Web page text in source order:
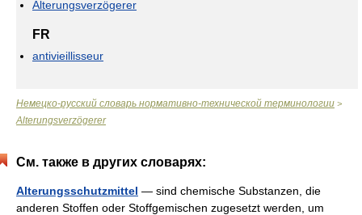
Alterungsverzögerer
FR
antivieillisseur
Немецко-русский словарь нормативно-технической терминологии >
Alterungsverzögerer
См. также в других словарях:
Alterungsschutzmittel — sind chemische Substanzen, die
anderen Stoffen oder Stoffgemischen zugesetzt werden, um